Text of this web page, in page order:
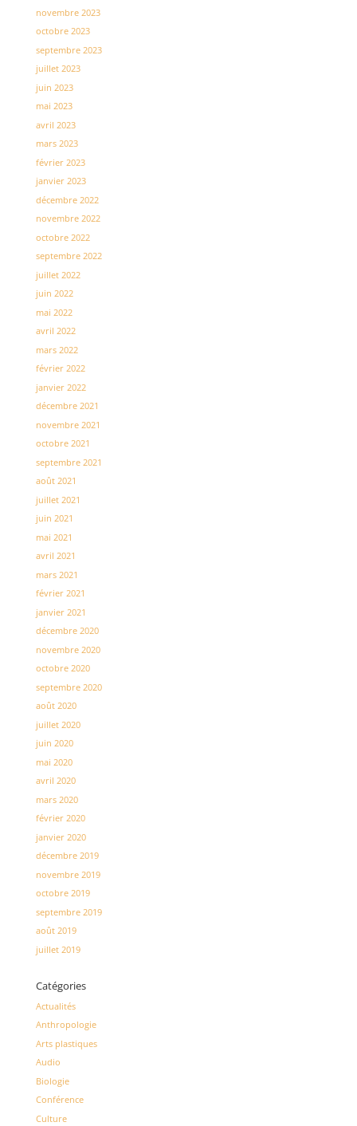
novembre 2023
octobre 2023
septembre 2023
juillet 2023
juin 2023
mai 2023
avril 2023
mars 2023
février 2023
janvier 2023
décembre 2022
novembre 2022
octobre 2022
septembre 2022
juillet 2022
juin 2022
mai 2022
avril 2022
mars 2022
février 2022
janvier 2022
décembre 2021
novembre 2021
octobre 2021
septembre 2021
août 2021
juillet 2021
juin 2021
mai 2021
avril 2021
mars 2021
février 2021
janvier 2021
décembre 2020
novembre 2020
octobre 2020
septembre 2020
août 2020
juillet 2020
juin 2020
mai 2020
avril 2020
mars 2020
février 2020
janvier 2020
décembre 2019
novembre 2019
octobre 2019
septembre 2019
août 2019
juillet 2019
Catégories
Actualités
Anthropologie
Arts plastiques
Audio
Biologie
Conférence
Culture